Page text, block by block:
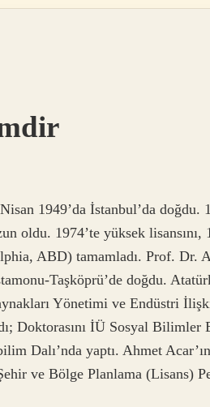
1949’da İstanbul’da doğdu.
oldu. 1974’te yüksek lisansını,
ABD) tamamladı. Prof. Dr.
Taşköprü’de doğdu.
Yönetimi ve Endüstri
Doktorasını İÜ Sosyal Bilimler
Dalı’nda yaptı. Ahmet
ve Bölge Planlama (Lisans)